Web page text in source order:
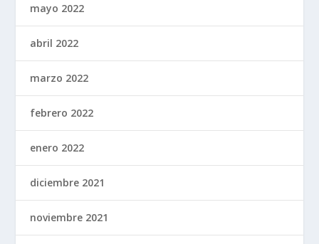
mayo 2022
abril 2022
marzo 2022
febrero 2022
enero 2022
diciembre 2021
noviembre 2021